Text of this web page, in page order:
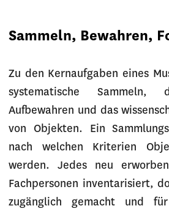
Sammeln, Bewahren,
Zu den Kernaufgaben eines
systematische Sammeln,
Aufbewahren und das
von Objekten. Ein
nach welchen Kriterien
werden. Jedes neu
Fachpersonen inventarisiert,
zugänglich gemacht und